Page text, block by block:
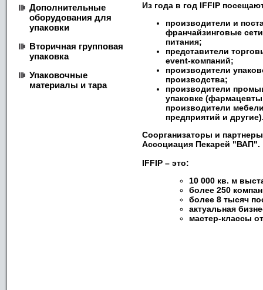
Из года в год IFFIP
производители и
франчайзинговые
питания;
представители
event-компаний;
производители
производства;
производители
упаковке
производители
предприятий и
Соорганизаторы и
Ассоциация Пекарей "ВАП".
IFFIP – это:
10 000 кв. м
более 250
более 8 тысяч
актуальная
мастер-классы
Дополнительные
оборудования для
упаковки
Вторичная групповая
упаковка
Упаковочные
материалы и тара